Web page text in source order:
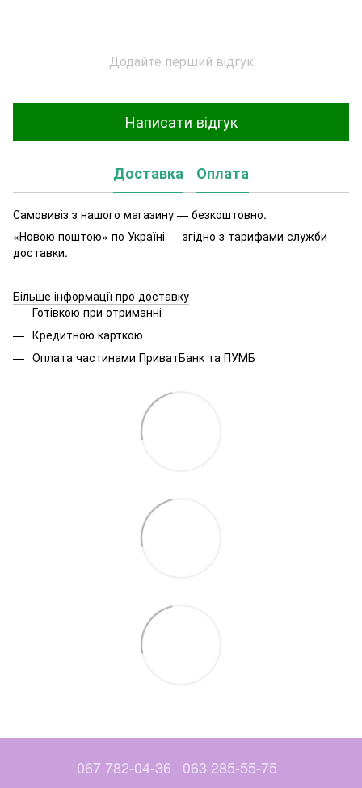
Додайте перший відгук
Написати відгук
Доставка Оплата
Самовивіз з нашого магазину — безкоштовно.
«Новою поштою» по Україні — згідно з тарифами служби
доставки.
Більше інформації про доставку
Готівкою при отриманні
Кредитною карткою
Оплата частинами ПриватБанк та ПУМБ
067 782-04-36 063 285-55-75